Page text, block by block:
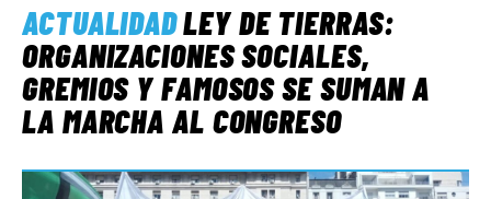
ACTUALIDADLEY DE TIERRAS:
ORGANIZACIONES SOCIALES,
GREMIOS Y FAMOSOS SE SUMAN A
LA MARCHA AL CONGRESO